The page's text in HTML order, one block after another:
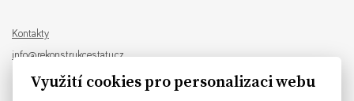
Kontakty
info@rekonstrukcestatu.cz
Návrh a vývoj: Sinfin , ilustrace:
Využití cookies pro personalizaci webu